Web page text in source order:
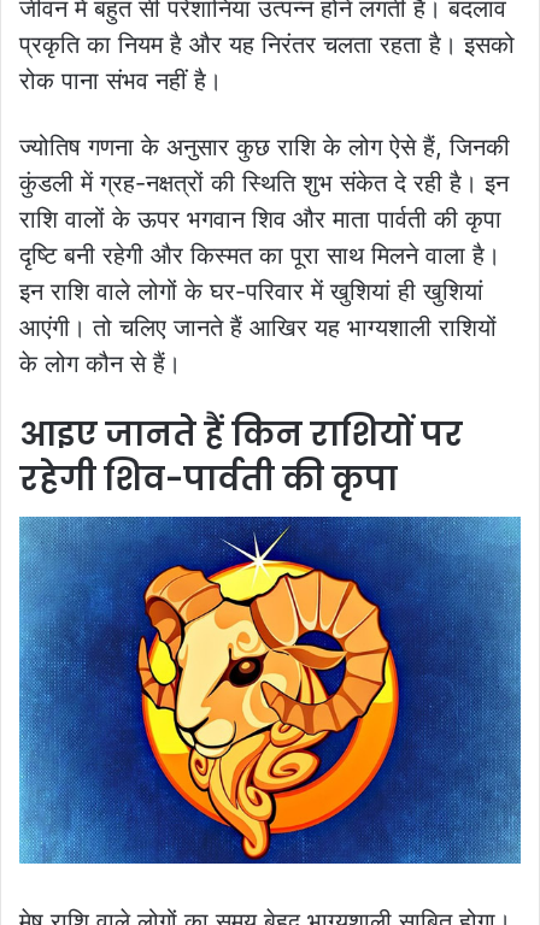
जीवन में बहुत सी परेशानियां उत्पन्न होने लगती हैं। बदलाव
प्रकृति का नियम है और यह निरंतर चलता रहता है। इसको
रोक पाना संभव नहीं है।
ज्योतिष गणना के अनुसार कुछ राशि के लोग ऐसे हैं, जिनकी
कुंडली में ग्रह-नक्षत्रों की स्थिति शुभ संकेत दे रही है। इन
राशि वालों के ऊपर भगवान शिव और माता पार्वती की कृपा
दृष्टि बनी रहेगी और किस्मत का पूरा साथ मिलने वाला है।
इन राशि वाले लोगों के घर-परिवार में खुशियां ही खुशियां
आएंगी। तो चलिए जानते हैं आखिर यह भाग्यशाली राशियों
के लोग कौन से हैं।
आइए जानते हैं किन राशियों पर
रहेगी शिव-पार्वती की कृपा